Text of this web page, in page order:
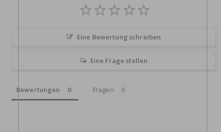
Eine Bewertung schreiben
Eine Frage stellen
Bewertungen Fragen